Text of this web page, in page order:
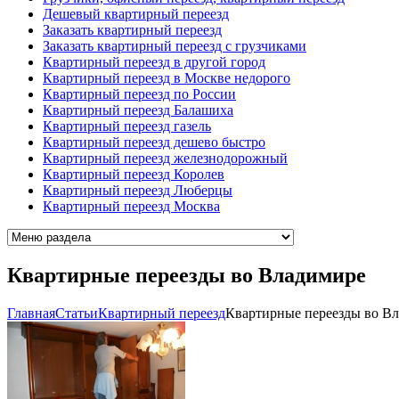
Дешевый квартирный переезд
Заказать квартирный переезд
Заказать квартирный переезд с грузчиками
Квартирный переезд в другой город
Квартирный переезд в Москве недорого
Квартирный переезд по России
Квартирный переезд Балашиха
Квартирный переезд газель
Квартирный переезд дешево быстро
Квартирный переезд железнодорожный
Квартирный переезд Королев
Квартирный переезд Люберцы
Квартирный переезд Москва
Квартирные переезды во Владимире
ГлавнаяCтатьиКвартирный переездКвартирные переезды во